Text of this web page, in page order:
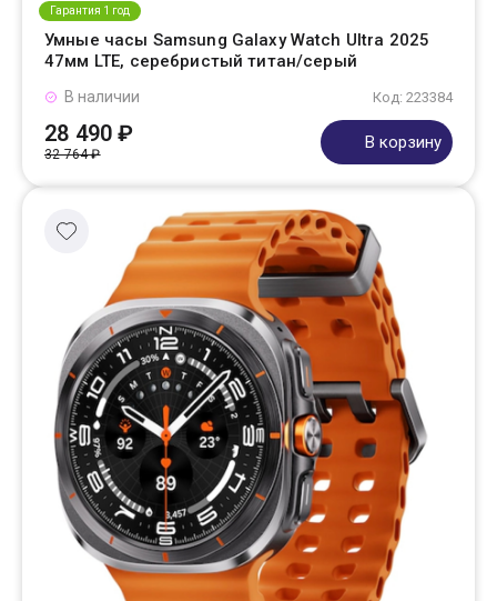
Гарантия 1 год
Умные часы Samsung Galaxy Watch Ultra 2025
47мм LTE, серебристый титан/серый
Код: 223384
В наличии
28 490 ₽
32 764 ₽
В корзину